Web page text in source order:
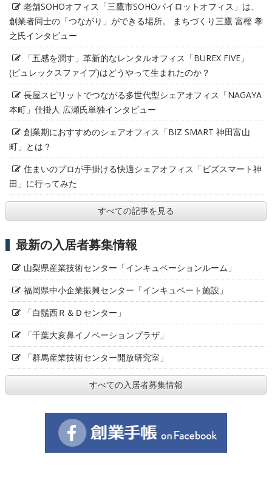
老舗SOHOオフィス「三鷹市SOHOパイロットオフィス」は、
創業者同士の「つながり」ができる場所。 まちづくり三鷹 富樫 孝
之氏インタビュー
「五感を潤す」革新的なレンタルオフィス「BUREX FIVE」
(ビュレックスファイブ)はどうやって生まれたのか？
長屋スピリットでつながる多世代型シェアオフィス「NAGAYA
本町」仕掛人 広瀬氏単独インタビュー
創業期におすすめのシェアオフィス「BIZ SMART 神田富山
町」とは？
住まいのプロが手掛ける快適シェアオフィス「ビズスマート神
田」に行ってみた
すべての記事を見る
最新の入居者募集情報
山梨県産業技術センター「インキュベーションルーム」
福岡県中小企業振興センター「インキュベート施設」
「白鬚西Ｒ＆Ｄセンター」
「千葉大亥鼻イノベーションプラザ」
「群馬産業技術センター開放研究室」
すべての入居者募集情報